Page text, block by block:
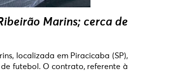
Marins; cerca de
localizada em Piracicaba (SP),
futebol. O contrato, referente à